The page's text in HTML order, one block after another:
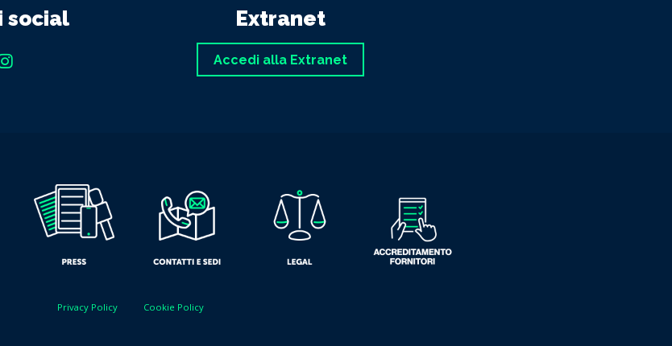
social Extranet
Accedi alla Extranet
Privacy Policy Cookie Policy